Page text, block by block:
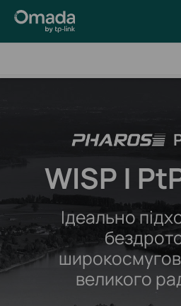
Завантажити програмне
WISP |
Ідеально
великого